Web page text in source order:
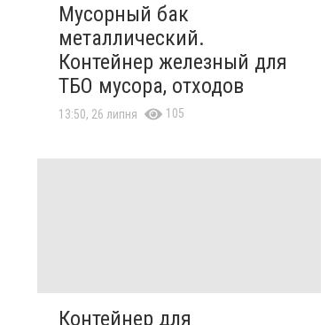
Мусорный бак
металлический.
Контейнер железный для
ТБО мусора, отходов
13:50, 26 липня 105
Контейнер для